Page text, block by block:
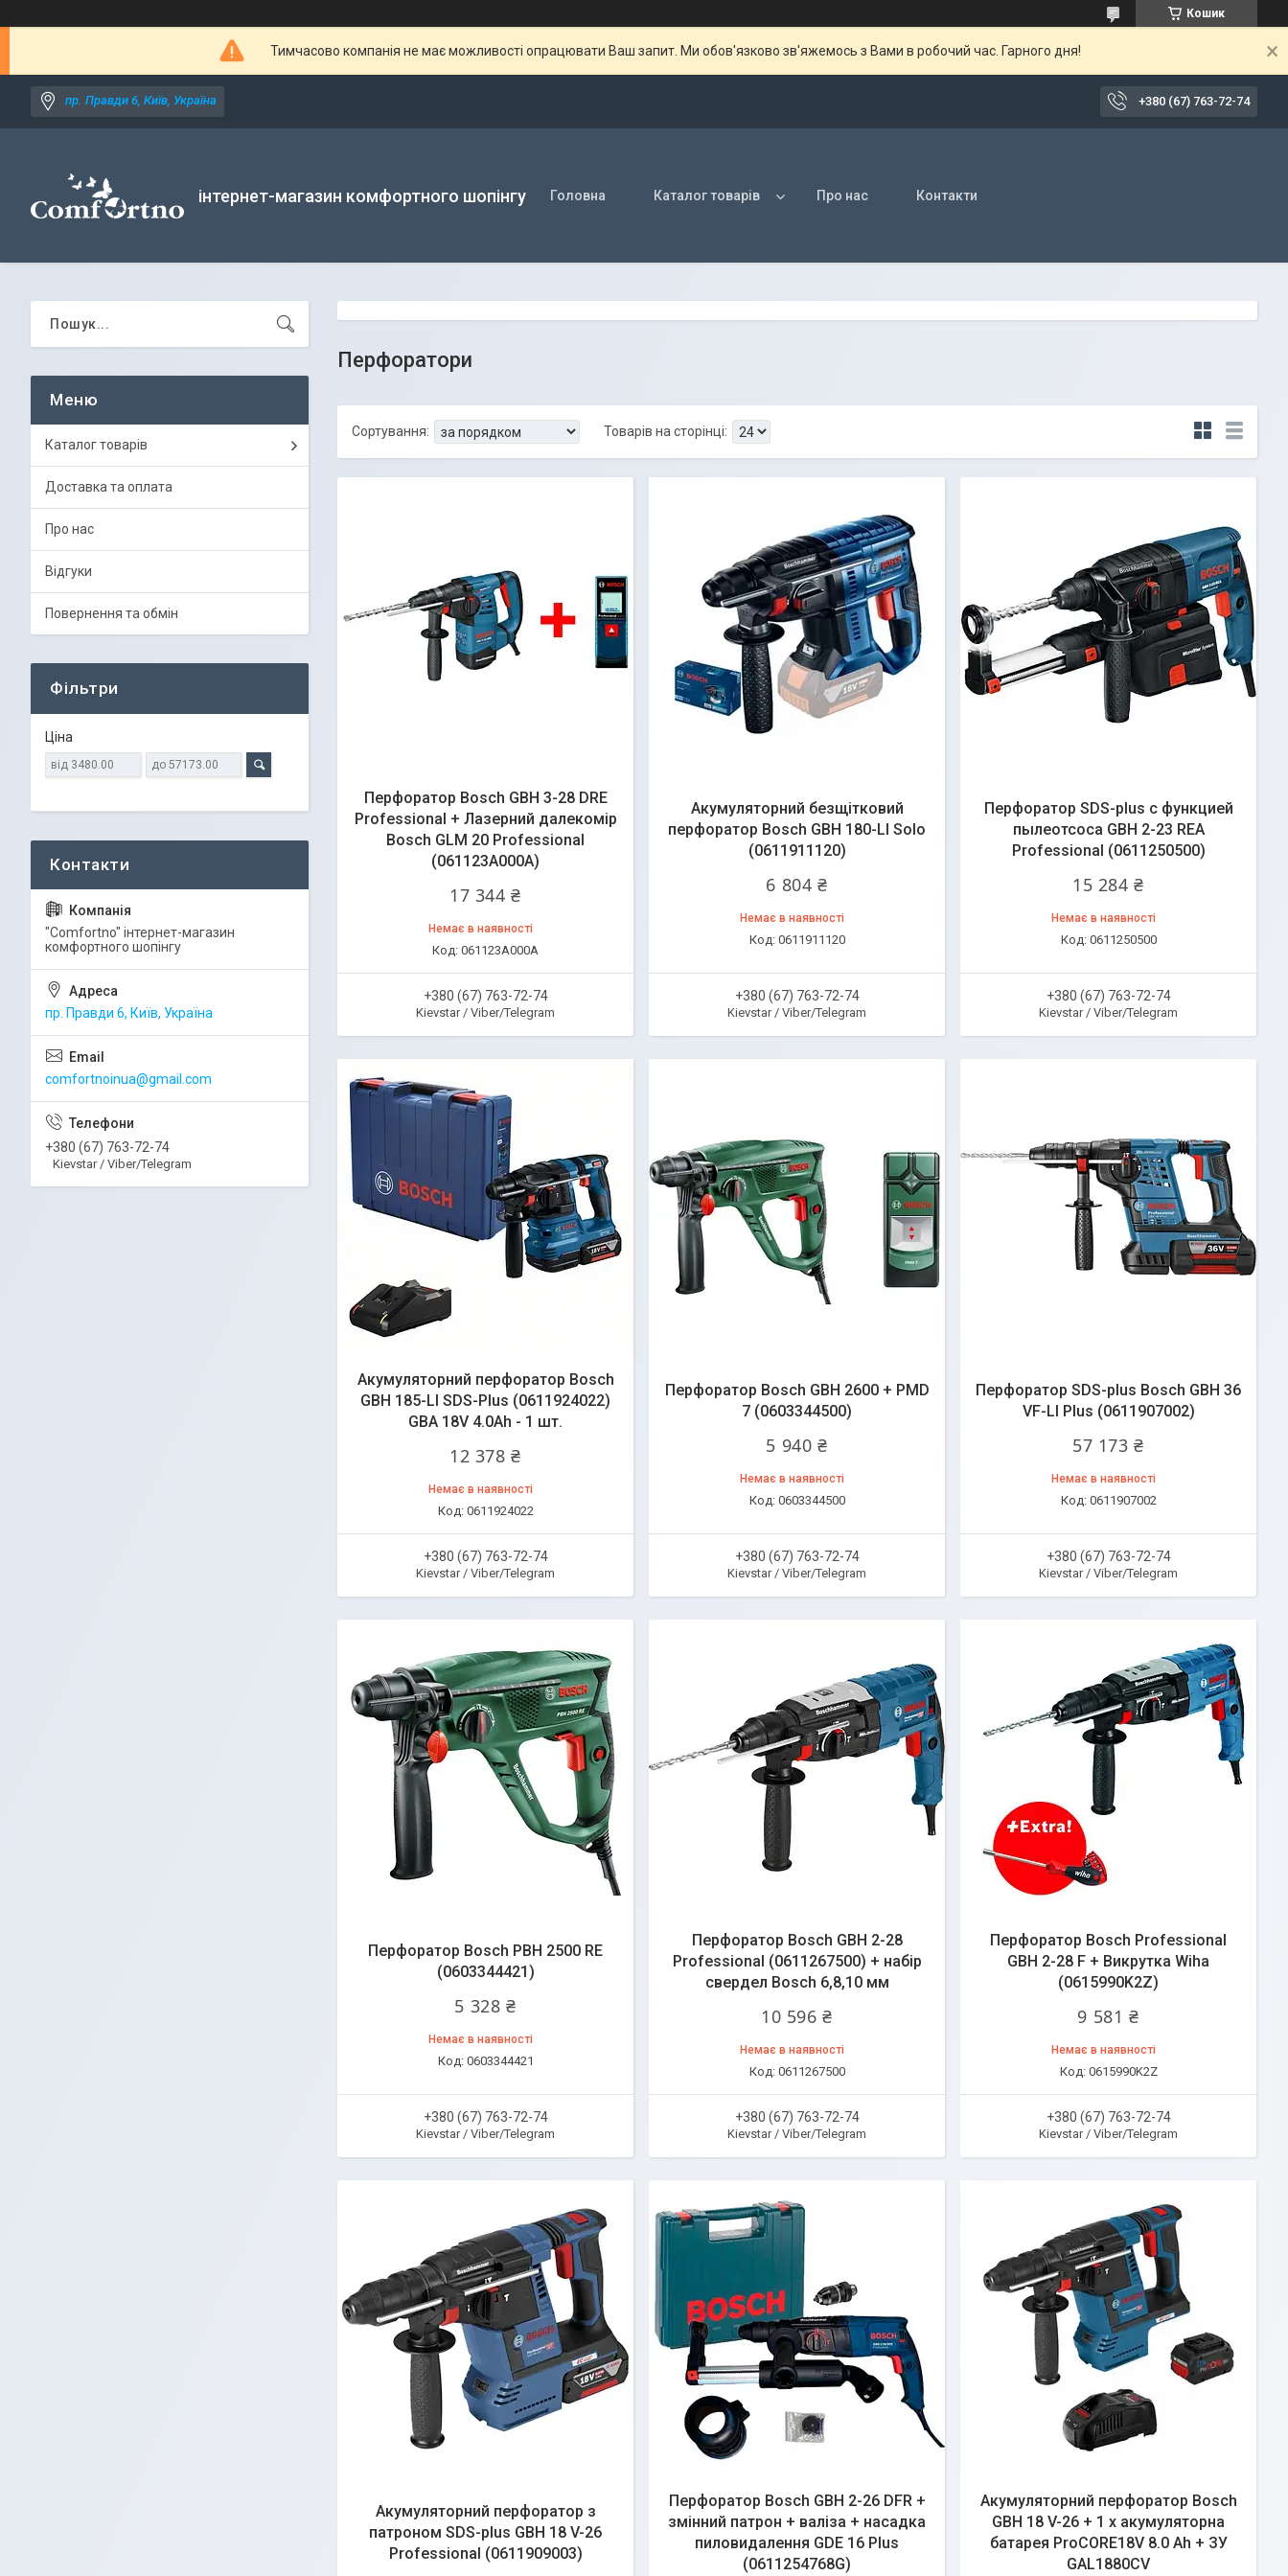
Кошик
Тимчасово компанія не має можливості опрацювати Ваш запит. Ми обов'язково зв'яжемось з Вами в робочий час. Гарного дня!
пр. Правди 6, Київ, Україна +380 (67) 763-72-74
інтернет-магазин комфортного шопінгу Головна Каталог товарів Про нас Контакти
Перфоратори
Перфоратор Bosch GBH 3-28 DRE
Professional + Лазерний далекомір
Bosch GLM 20 Professional
(061123А000А)
17 344 ₴
Немає в наявності
061123A000А
+380 (67) 763-72-74
Kievstar / Viber/Telegram
Акумуляторний безщітковий
перфоратор Bosch GBH 180-LI Solo
(0611911120)
6 804 ₴
Немає в наявності
0611911120
+380 (67) 763-72-74
Kievstar / Viber/Telegram
Перфоратор SDS-plus с функцией
пылеотсоса GBH 2-23 REA
Professional (0611250500)
15 284 ₴
Немає в наявності
0611250500
+380 (67) 763-72-74
Kievstar / Viber/Telegram
Акумуляторний перфоратор Bosch
GBH 185-LI SDS-Plus (0611924022)
GBA 18V 4.0Ah - 1 шт.
12 378 ₴
Немає в наявності
0611924022
+380 (67) 763-72-74
Kievstar / Viber/Telegram
Перфоратор Bosch GBH 2600 + PMD
7 (0603344500)
5 940 ₴
Немає в наявності
0603344500
+380 (67) 763-72-74
Kievstar / Viber/Telegram
Перфоратор SDS-plus Bosch GBH 36
VF-LI Plus (0611907002)
57 173 ₴
Немає в наявності
0611907002
+380 (67) 763-72-74
Kievstar / Viber/Telegram
Перфоратор Bosch PBH 2500 RE
(0603344421)
5 328 ₴
Немає в наявності
0603344421
+380 (67) 763-72-74
Kievstar / Viber/Telegram
Перфоратор Bosch GBH 2-28
Professional (0611267500) + набір
свердел Bosch 6,8,10 мм
10 596 ₴
Немає в наявності
0611267500
+380 (67) 763-72-74
Kievstar / Viber/Telegram
Перфоратор Bosch Professional
GBH 2-28 F + Викрутка Wiha
(0615990K2Z)
9 581 ₴
Немає в наявності
0615990K2Z
+380 (67) 763-72-74
Kievstar / Viber/Telegram
Акумуляторний перфоратор з
патроном SDS-plus GBH 18 V-26
Professional (0611909003)
Перфоратор Bosch GBH 2-26 DFR +
змінний патрон + валіза + насадка
пиловидалення GDE 16 Plus
(0611254768G)
Акумуляторний перфоратор Bosch
GBH 18 V-26 + 1 x акумуляторна
батарея ProCORE18V 8.0 Ah + ЗУ
GAL1880CV
Каталог товарів
Доставка та оплата
Про нас
Відгуки
Повернення та обмін
Фільтри
Ціна
"Comfortno" інтернет-магазин
комфортного шопінгу
пр. Правди 6, Київ, Україна
comfortnoinua@gmail.com
+380 (67) 763-72-74
Kievstar / Viber/Telegram